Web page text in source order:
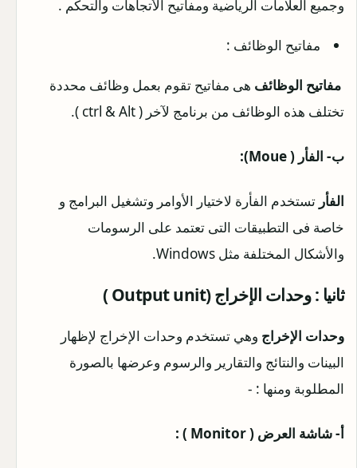
وجميع العلامات الرياضية ومفاتيح الأتجاهات والتحكم .
مفاتيح الوظائف :
مفاتيح الوظائف هى مفاتيح تقوم بعمل وظائف محددة
تختلف هذه الوظائف من برنامج لآخر ( ctrl & Alt ).
ب- الفأر ( Moue):
الفأر تستخدم الفأرة لاختيار الأوامر وتشغيل البرامج و
خاصة فى التطبيقات التى تعتمد على الرسومات
والأشكال المختلفة مثل Windows.
ثانيا : وحدات الإخراج (Output unit )
وحدات الإخراج وهي تستخدم وحدات الإخراج لإظهار
البينات والنتائج والتقارير والرسوم وعرضها بالصورة
المطلوبة ومنها : -
أ- شاشة العرض ( Monitor ) :